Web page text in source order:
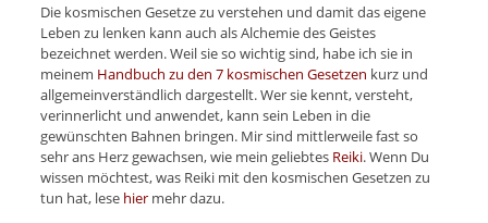
Die kosmischen Gesetze zu verstehen und damit das eigene
Leben zu lenken kann auch als Alchemie des Geistes
bezeichnet werden. Weil sie so wichtig sind, habe ich sie in
meinem Handbuch zu den 7 kosmischen Gesetzen kurz und
allgemeinverständlich dargestellt. Wer sie kennt, versteht,
verinnerlicht und anwendet, kann sein Leben in die
gewünschten Bahnen bringen. Mir sind mittlerweile fast so
sehr ans Herz gewachsen, wie mein geliebtes Reiki. Wenn Du
wissen möchtest, was Reiki mit den kosmischen Gesetzen zu
tun hat, lese hiermehr dazu.